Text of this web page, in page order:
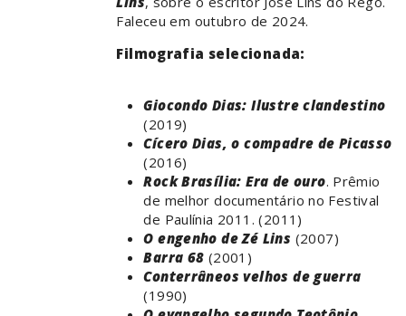
Faleceu em outubro de 2024.
Filmografia selecionada:
Giocondo Dias: Ilustre clandestino
(2019)
Cícero Dias, o compadre de Picasso
(2016)
Rock Brasília: Era de ouro. Prêmio
de melhor documentário no Festival
de Paulínia 2011. (2011)
O engenho de Zé Lins (2007)
Barra 68 (2001)
Conterrâneos velhos de guerra
(1990)